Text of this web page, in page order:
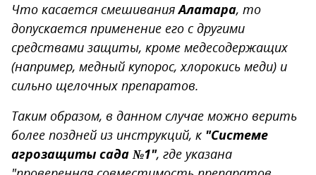
Что касается смешиванияАлатара, то
допускается применение его с другими
средствами защиты, кроме медесодержащих
(например, медный купорос, хлорокись меди) и
сильно щелочных препаратов.
Таким образом, в данном случае можно верить
более поздней из инструкций, к "Системе
агрозащиты сада №1", где указана